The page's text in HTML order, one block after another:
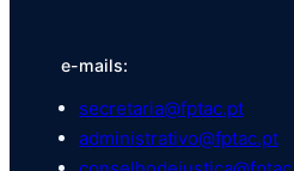
e-mails:
secretaria@fptac.pt
administrativo@fptac.pt